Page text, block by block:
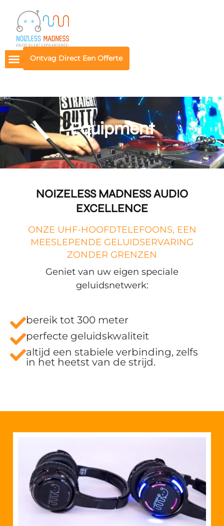
Ontvag Direct Een Offerte
Equipment
NOIZELESS MADNESS AUDIO
EXCELLENCE
ONZE UHF-HOOFDTELEFOONS, EEN
MEESLEPENDE GELUIDSERVARING
ZONDER GRENZEN
Geniet van uw eigen speciale
geluidsnetwerk:
bereik tot 300 meter
perfecte geluidskwaliteit
altijd een stabiele verbinding, zelfs
in het heetst van de strijd.